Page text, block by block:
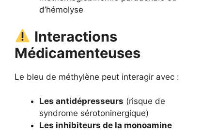
d’hémolyse
Interactions
Médicamenteuses
Le bleu de méthylène peut interagir avec :
Les antidépresseurs (risque de
syndrome sérotoninergique)
Les inhibiteurs de la monoamine